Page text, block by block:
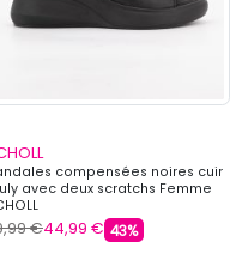
compensées noires cuir
avec deux scratchs Femme
€44,99 € 43%